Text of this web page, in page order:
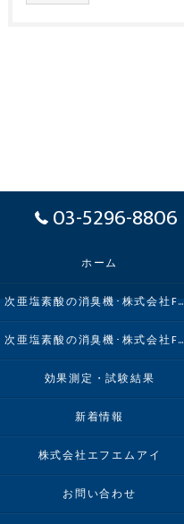
03-5296-8806
ホーム
次亜塩素酸の消臭機･株式会社FMIの口コミ情報
次亜塩素酸の消臭機･株式会社FMIのお客様の声
効果測定・試験結果
新着情報
株式会社エフエムアイ
お問い合わせ